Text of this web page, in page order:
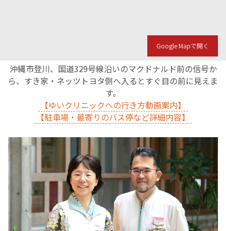
Google Mapで開く
沖縄市登川、国道329号線沿いのマクドナルド前の信号か
ら、すき家・ネッツトヨタ側へ入るとすぐ目の前に見えま
す。
【ゆいクリニックへの行き方動画案内】
【駐車場・最寄りのバス停など詳細内容】